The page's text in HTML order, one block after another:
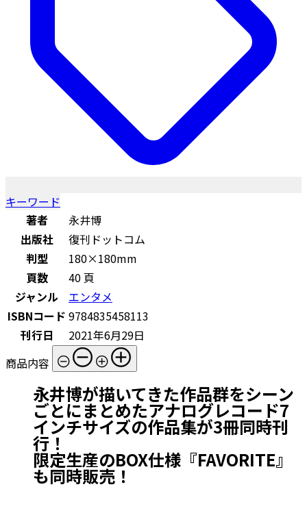
キーワード
著者
永井博
出版社
復刊ドットコム
判型
180×180mm
頁数
40 頁
ジャンル
エンタメ
ISBNコード 9784835458113
刊行日
2021年6月29日
商品内容
永井博が描いてきた作品群をシーン
ごとにまとめたアナログレコード7
インチサイズの作品集が3冊同時刊
行！
限定生産のBOX仕様『FAVORITE』
も同時販売！